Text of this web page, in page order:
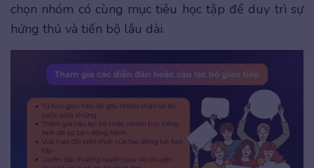
chọn nhóm có cùng mục tiêu học tập để duy trì sự
hứng thú và tiến bộ lâu dài.